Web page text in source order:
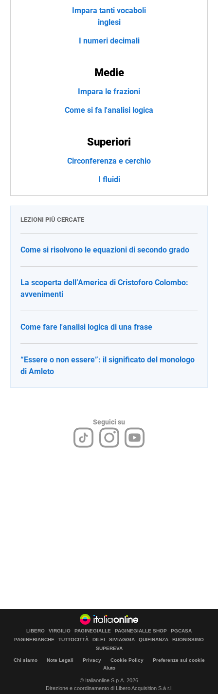
Impara tanti vocaboli
inglesi
I numeri decimali
Medie
Impara le frazioni
Come si fa l'analisi logica
Superiori
Circonferenza e cerchio
I fluidi
LEZIONI PIÙ CERCATE
Come si risolvono le equazioni di secondo grado
La scoperta dell’America di Cristoforo Colombo:
avvenimenti
Come fare l'analisi logica di una frase
“Essere o non essere”: il significato del monologo
di Amleto
Seguici su
LIBERO VIRGILIO PAGINEGIALLE PAGINEGIALLE SHOP
PGCASA
PAGINEBIANCHE
TUTTOCITTÀ DILEI SIVIAGGIA QUIFINANZA
BUONISSIMO
SUPEREVA
Chi siamo Note Legali Privacy Cookie Policy
Preferenze sui cookie
Aiuto
© Italiaonline S.p.A. 2026
Direzione e coordinamento di Libero Acquisition S.á r.l.